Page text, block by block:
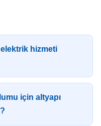
hizmeti
için altyapı